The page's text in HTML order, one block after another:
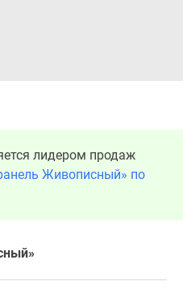
лидером продаж
Живописный» по